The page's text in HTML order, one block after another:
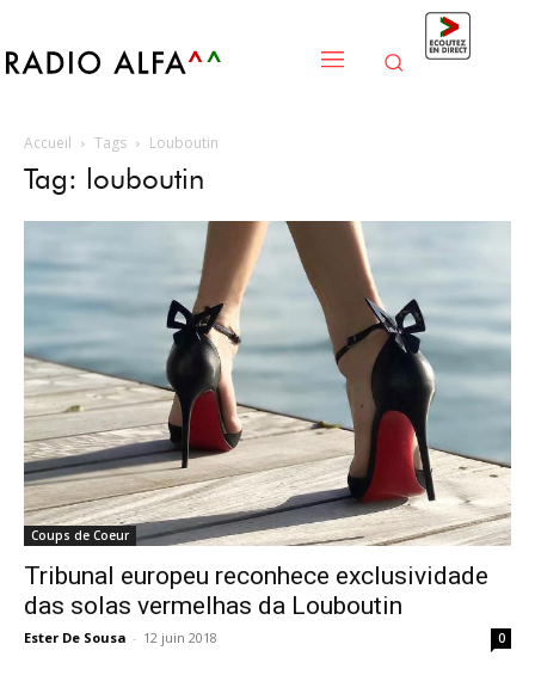
Accueil Tags Louboutin
Tag: louboutin
Coups de Coeur
Tribunal europeu reconhece exclusividade
das solas vermelhas da Louboutin
Ester De Sousa - 12 juin 2018 0